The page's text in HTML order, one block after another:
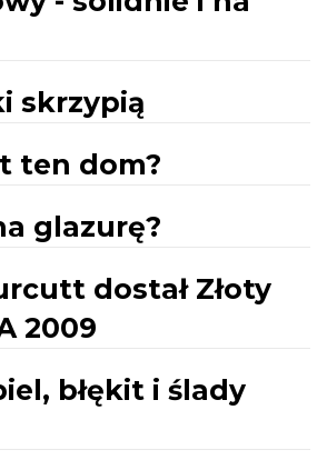
skrzypią
ten dom?
glazurę?
dostał Złoty
2009
błękit i ślady